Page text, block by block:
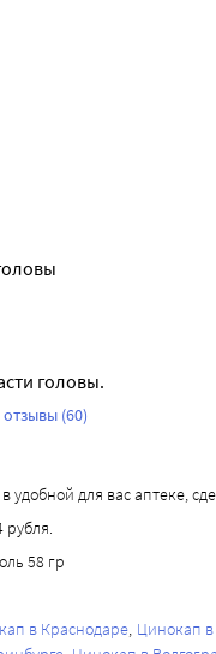
головы.
отзывы (60)
для вас аптеке,
рубля.
58 гр
в Краснодаре Цинокап